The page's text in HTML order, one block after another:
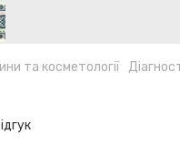
та косметології